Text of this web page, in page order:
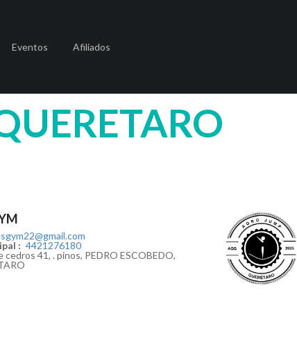
Eventos Afiliados
: 4421276180
cedros 41, . pinos, PEDRO ESCOBEDO,